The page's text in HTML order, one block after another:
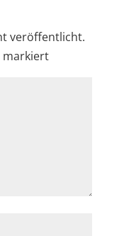
veröffentlicht.
markiert